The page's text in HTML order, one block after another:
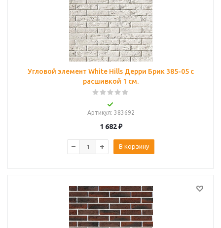
Угловой элемент White Hills Дерри Брик 385-05 с
расшивкой 1 см.
Артикул: 383692
1 682₽
В корзину